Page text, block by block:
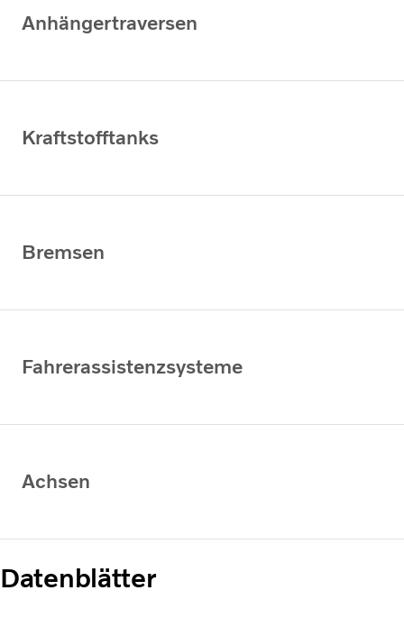
Anhängertraversen
Kraftstofftanks
Bremsen
Fahrerassistenzsysteme
Achsen
Datenblätter